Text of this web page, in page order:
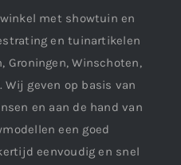
met showtuin en
en tuinartikelen
Groningen, Winschoten,
Wij geven op basis van
en aan de hand van
een goed
eenvoudig en snel